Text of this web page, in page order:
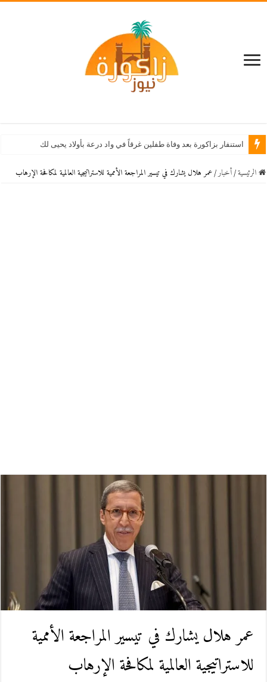
استنفار بزاكورة بعد وفاة طفلين غرقاً في واد درعة بأولاد يحيى لكراير
الرئيسية / أخبار / عمر هلال يشارك في تيسير المراجعة الأممية للاستراتيجية العالمية لمكافحة الإرهاب
عمر هلال يشارك في تيسير المراجعة الأممية
للاستراتيجية العالمية لمكافحة الإرهاب